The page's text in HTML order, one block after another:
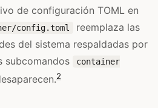
de configuración TOML en
config.toml
reemplaza las
del sistema respaldadas por
subcomandos
container
2